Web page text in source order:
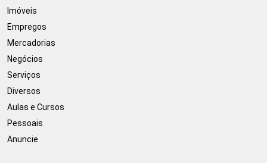
Imóveis
Empregos
Mercadorias
Negócios
Serviços
Diversos
Aulas e Cursos
Pessoais
Anuncie